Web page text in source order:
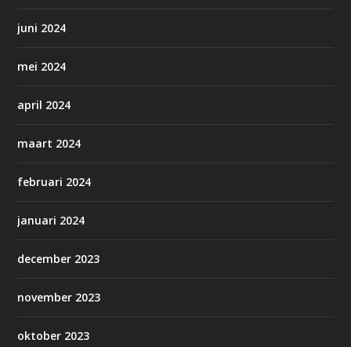
juni 2024
mei 2024
april 2024
maart 2024
februari 2024
januari 2024
december 2023
november 2023
oktober 2023